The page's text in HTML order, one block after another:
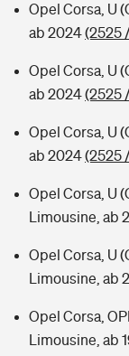
Opel Corsa, U
ab 2024(2525
Opel Corsa, U
ab 2024(2525
Opel Corsa, U
ab 2024(2525
Opel Corsa, U
Limousine, ab
Opel Corsa, U
Limousine, ab
Opel Corsa,
Limousine, ab